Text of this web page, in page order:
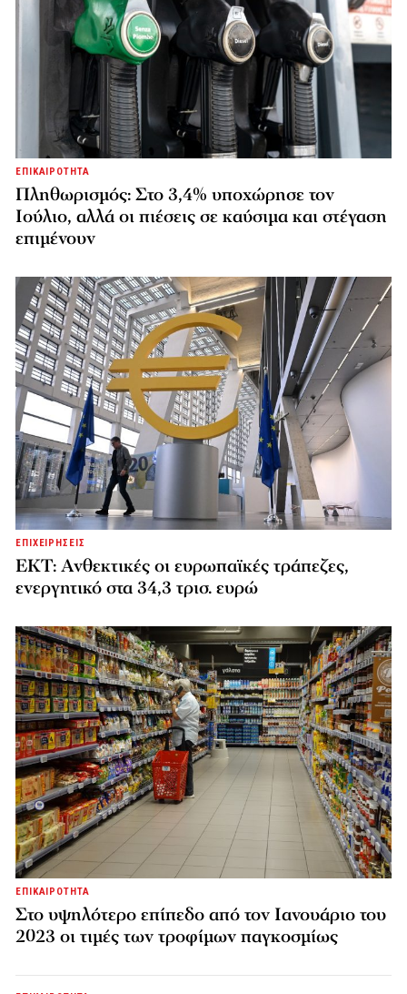
ΕΠΙΚΑΙΡΟΤΗΤΑ
Πληθωρισμός: Στο 3,4% υποχώρησε τον
Ιούλιο, αλλά οι πιέσεις σε καύσιμα και στέγαση
επιμένουν
ΕΠΙΧΕΙΡΗΣΕΙΣ
ΕΚΤ: Ανθεκτικές οι ευρωπαϊκές τράπεζες,
ενεργητικό στα 34,3 τρισ. ευρώ
ΕΠΙΚΑΙΡΟΤΗΤΑ
Στο υψηλότερο επίπεδο από τον Ιανουάριο του
2023 οι τιμές των τροφίμων παγκοσμίως